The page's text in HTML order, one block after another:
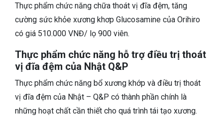
Thực phẩm chức năng chữa thoát vị đĩa đệm, tăng
cường sức khỏe xương khơp Glucosamine của Orihiro
có giá 510.000 VNĐ/ lọ 900 viên.
Thực phẩm chức năng hỗ trợ điều trị thoát
vị đĩa đệm của Nhật Q&P
Thực phẩm chức năng bổ xương khớp và điều trị thoát
vị đĩa đệm của Nhật – Q&P có thành phần chính là
những hoạt chất cần thiết cho quá trình tái tạo xương.